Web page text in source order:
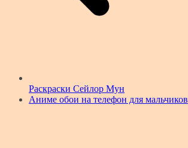
Раскраски Сейлор Мун
Аниме обои на телефон для мальчиков